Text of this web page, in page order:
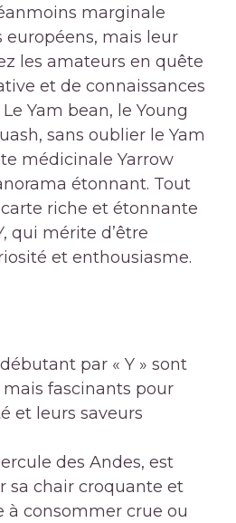
marginale
européens, mais leur
les amateurs en quête
et de connaissances
Yam bean, le Young
sans oublier le Yam
médicinale Yarrow
étonnant. Tout
riche et étonnante
qui mérite d’être
et enthousiasme.
par « Y » sont
fascinants pour
et leurs saveurs
des Andes, est
sa chair croquante et
à consommer crue ou